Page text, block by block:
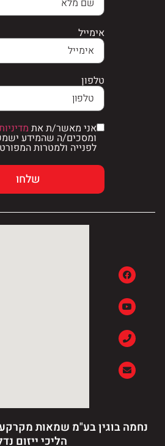
אימייל
טלפון
אני מאשר/ת את
ומסכים/ה שהמידע
לפנייה ולמטרות
נחמה בוגין בע"מ שמאות
הליכי ייזום